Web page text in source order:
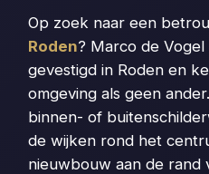
Op zoek naar een
Roden? Marco de
gevestigd in Roden en
omgeving als geen
binnen- of
de wijken rond het
nieuwbouw aan de rand